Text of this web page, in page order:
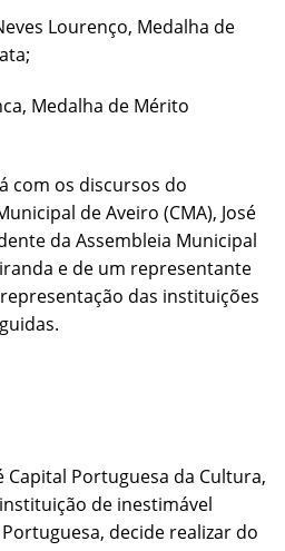
Lourenço, Medalha de
Medalha de Mérito
com os discursos do
de Aveiro (CMA), José
da Assembleia Municipal
e de um representante
das instituições
Capital Portuguesa da Cultura,
de inestimável
decide realizar do